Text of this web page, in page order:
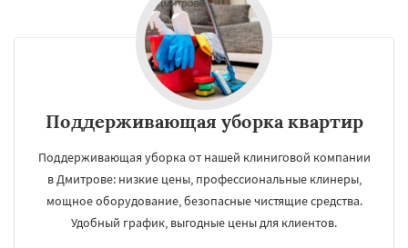
Поддерживающая уборка квартир
Поддерживающая уборка от нашей клиниговой компании
в Дмитрове: низкие цены, профессиональные клинеры,
мощное оборудование, безопасные чистящие средства.
Удобный график, выгодные цены для клиентов.